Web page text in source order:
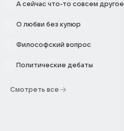
А сейчас что-то совсем другое
О любви без купюр
Философский вопрос
Политические дебаты
Смотреть все